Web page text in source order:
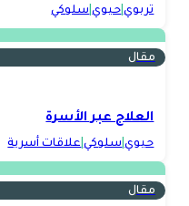
تربوي|حيوي|سلوكي
مقال
العلاج عبر الأسرة
حيوي|سلوكي|علاقات أسرية
مقال